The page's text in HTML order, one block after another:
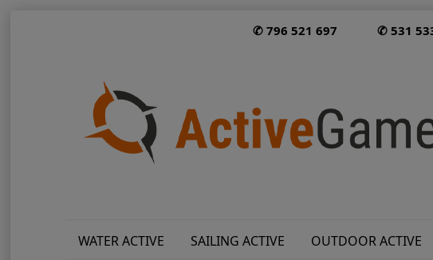
✆ 796 521 697 ✆ 531
WATER ACTIVE SAILING ACTIVE OUTDOOR ACTIVE